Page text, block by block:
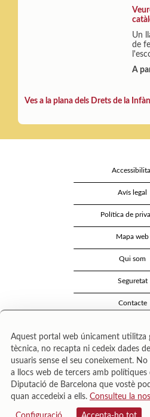
Un
de
A
Ves a la plana dels Drets de la
Avís legal
Política de
Mapa web
Qui som
Seguretat
Contacte
Área de Cultura – Gerència de Serveis de
943 022 222.
Aquest portal web únicament utilitza
tècnica, no recapta ni cedeix dades
usuaris sense el seu coneixement.
a llocs web de tercers amb polítiques
Diputació de Barcelona que vostè
quan accedeixi a ells. Consulteu la